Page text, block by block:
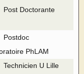
Post Doctorante
Postdoc
PhLAM
Technicien U Lille